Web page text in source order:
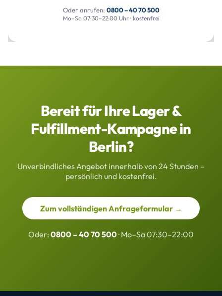
Oder anrufen: 0800 – 40 70 500
Mo–Sa 07:30–22:00 Uhr · kostenfrei
Bereit für Ihre Lager &
Fulfillment-Kampagne in
Berlin?
Unverbindliches Angebot innerhalb von 24 Stunden –
persönlich und kostenfrei.
Zum vollständigen Anfrageformular →
Oder: 0800 – 40 70 500· Mo–Sa 07:30–22:00